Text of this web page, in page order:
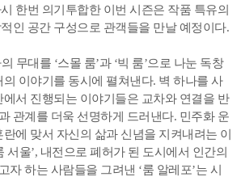
한번 의기투합한 이번 시즌은 작품 특유의
인 공간 구성으로 관객들을 만날 예정이다.
무대를 ‘스몰 룸’과 ‘빅 룸’으로 나눈 독창
이야기를 동시에 펼쳐낸다. 벽 하나를 사
서 진행되는 이야기들은 교차와 연결을 반
관계를 더욱 선명하게 드러낸다. 민주화 운
에 맞서 자신의 삶과 신념을 지켜내려는 이
서울’, 내전으로 폐허가 된 도시에서 인간의
자 하는 사람들을 그려낸 ‘룸 알레포’는 시